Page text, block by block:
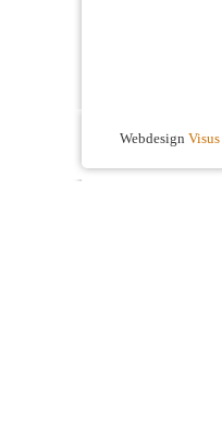
Webdesign Visus